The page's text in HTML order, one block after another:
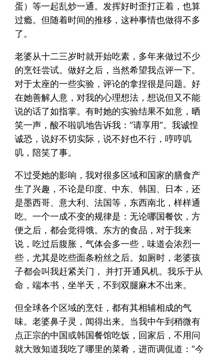
蛋）等一起乱炒一通。发挥好时歪打正着，也算
过瘾。但随着时间的推移，这种事情也做得不多
了。
老婆从十二三岁时就开始吃素，多年来做过不少
的烹饪尝试。做好之后，当然希望我点评一下。
对于太座的一些实验，评论的拿捏很是问题。好
在她善解人意，对我的心理想法，想说但又不能
说的话了如指掌。有时她的实验结果不如意，晒
笑一声，酸不啦叽地告诉我：“请享用”。我诚惶
诚恐，说好不切实际，说不好也不行，哼哼叽
叽，陪笑了事。
不过受她的影响，我对很多区域和国家的膳食产
生了兴趣，不论是印度、中东、韩国、日本，还
是墨西哥、意大利、法国等，东西南北，样样通
吃。一个一成不变的规律是：无论哪国餐饮，方
便之后，都会觉得饿。东方的食品，对于我来
说，吃过后腹胀，气体会多一些，味道会浓烈一
些，尤其是吃些面条粉丝之后。如厕时，老婆孩
子都会叫我赶紧关门， 并打开通风机。我乐于从
命，端本书，坐半天，不到双腿麻木不出来。
但全球各个区域的烹饪，都有其相辅相成的气
味。老婆鼻子灵，闻得出来。当我中午到稍微有
点正宗的中国或韩国餐馆吃饭，回家后，不用问
就大致知道我吃了哪里的菜肴，进而调侃道：“今